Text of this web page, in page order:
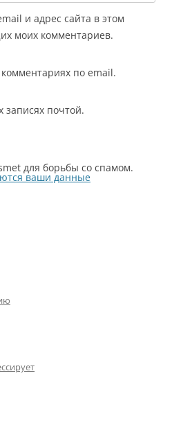
и адрес сайта в этом
моих комментариев.
по email.
записях почтой.
для борьбы со спамом.
ваши данные